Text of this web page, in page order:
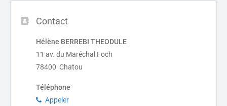
Contact
Hélène BERREBI THEODULE
11 av. du Maréchal Foch
78400 Chatou
Téléphone
Appeler